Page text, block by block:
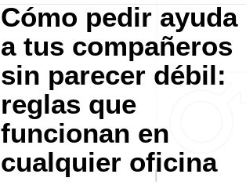
Cómo pedir ayuda
a tus compañeros
sin parecer débil:
reglas que
funcionan en
cualquier oficina